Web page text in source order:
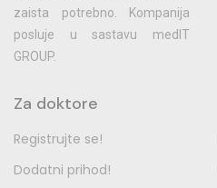
zaista potrebno. Kompanija
posluje u sastavu medIT
GROUP.
Za doktore
Registrujte se!
Dodatni prihod!